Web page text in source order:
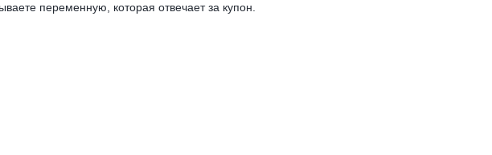
переменную, которая отвечает за купон.